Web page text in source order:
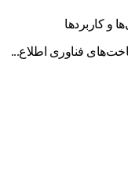
ویژگی‌ها و کاربردها
فناوری اطلاع...